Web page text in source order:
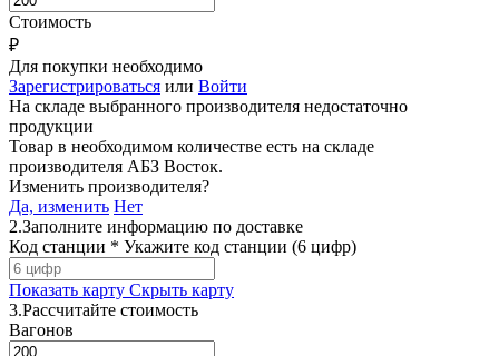
Стоимость
₽
Для покупки необходимо
Зарегистрироваться или Войти
На складе выбранного производителя недостаточно
продукции
Товар в необходимом количестве есть на складе
производителя АБЗ Восток.
Изменить производителя?
Да, изменить Нет
2.Заполните информацию по доставке
Код станции * Укажите код станции (6 цифр)
Показать карту Скрыть карту
3.Рассчитайте стоимость
Вагонов